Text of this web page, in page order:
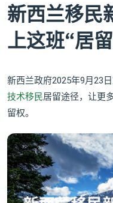
新西兰移民
上这班“居
新西兰政府2025年9月23
技术移民居留途径，让更
留权。